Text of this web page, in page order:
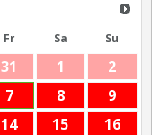
Fr Sa Su
31 1
2
7 8
9
14 15
16